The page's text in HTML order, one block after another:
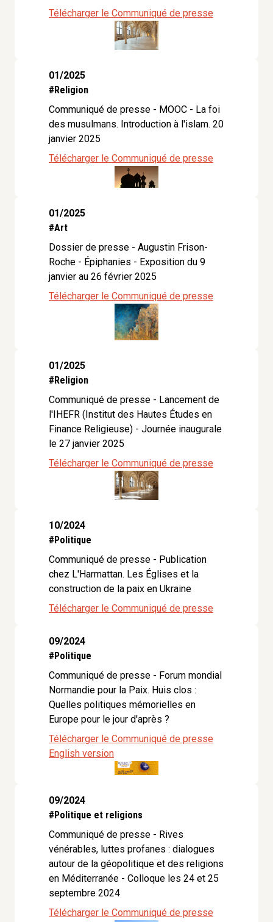
Télécharger le Communiqué de presse
01/2025
#Religion
Communiqué de presse - MOOC - La foi
des musulmans. Introduction à l'islam. 20
janvier 2025
Télécharger le Communiqué de presse
01/2025
#Art
Dossier de presse - Augustin Frison-
Roche - Épiphanies - Exposition du 9
janvier au 26 février 2025
Télécharger le Communiqué de presse
01/2025
#Religion
Communiqué de presse - Lancement de
l'IHEFR (Institut des Hautes Études en
Finance Religieuse) - Journée inaugurale
le 27 janvier 2025
Télécharger le Communiqué de presse
10/2024
#Politique
Communiqué de presse - Publication
chez L'Harmattan. Les Églises et la
construction de la paix en Ukraine
Télécharger le Communiqué de presse
09/2024
#Politique
Communiqué de presse - Forum mondial
Normandie pour la Paix. Huis clos :
Quelles politiques mémorielles en
Europe pour le jour d'après ?
Télécharger le Communiqué de presse
English version
09/2024
#Politique et religions
Communiqué de presse - Rives
vénérables, luttes profanes : dialogues
autour de la géopolitique et des religions
en Méditerranée - Colloque les 24 et 25
septembre 2024
Télécharger le Communiqué de presse